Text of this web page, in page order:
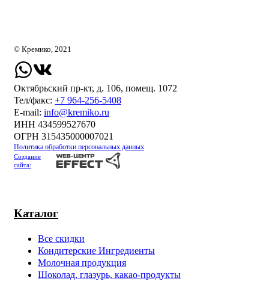
Каталог
Все скидки
Кондитерские Ингредиенты
Молочная продукция
Шоколад, глазурь, какао-продукты
© Кремико, 2021
Октябрьский пр-кт, д. 106, помещ. 1072
Тел/факс: +7 964-256-5408
Е-mail: info@kremiko.ru
ИНН 434599527670
ОГРН 315435000007021
Политика обработки персональных данных
Создание
сайта: